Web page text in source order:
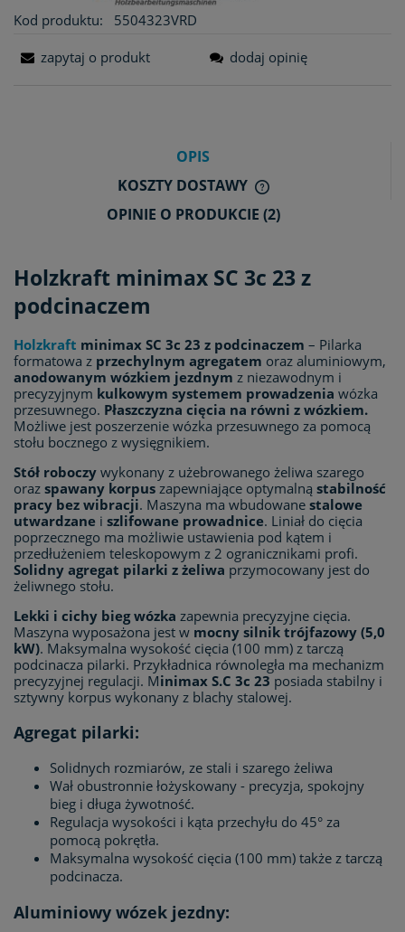
Kod produktu:
5504323VRD
zapytaj o produkt dodaj opinię
OPIS
KOSZTY DOSTAWY
KOSZTÓW PŁATNOŚCI
OPINIE O PRODUKCIE (2)
Holzkraft minimax SC 3c 23 z
podcinaczem
Holzkraft minimax SC 3c 23 z podcinaczem – Pilarka
formatowa z przechylnym agregatem oraz aluminiowym,
anodowanym wózkiem jezdnym z niezawodnym i
precyzyjnym kulkowym systemem prowadzenia wózka
przesuwnego. Płaszczyzna cięcia na równi z wózkiem.
Możliwe jest poszerzenie wózka przesuwnego za pomocą
stołu bocznego z wysięgnikiem.
Stół roboczy wykonany z użebrowanego żeliwa szarego
oraz spawany korpus zapewniające optymalną stabilność
pracy bez wibracji. Maszyna ma wbudowane stalowe
utwardzane i szlifowane prowadnice. Liniał do cięcia
poprzecznego ma możliwie ustawienia pod kątem i
przedłużeniem teleskopowym z 2 ogranicznikami profi.
Solidny agregat pilarki z żeliwa przymocowany jest do
żeliwnego stołu.
Lekki i cichy bieg wózka zapewnia precyzyjne cięcia.
Maszyna wyposażona jest w mocny silnik trójfazowy (5,0
kW). Maksymalna wysokość cięcia (100 mm) z tarczą
podcinacza pilarki. Przykładnica równoległa ma mechanizm
precyzyjnej regulacji. Minimax S.C 3c 23 posiada stabilny i
sztywny korpus wykonany z blachy stalowej.
Agregat pilarki:
Solidnych rozmiarów, ze stali i szarego żeliwa
Wał obustronnie łożyskowany - precyzja, spokojny
bieg i długa żywotność.
Regulacja wysokości i kąta przechyłu do 45° za
pomocą pokrętła.
Maksymalna wysokość cięcia (100 mm) także z tarczą
podcinacza.
Aluminiowy wózek jezdny: